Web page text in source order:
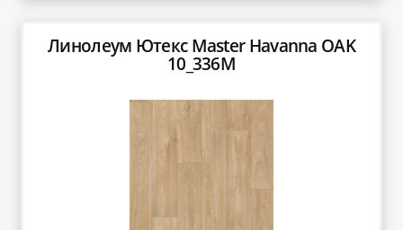
Линолеум Ютекс Master Havanna OAK
10_336M